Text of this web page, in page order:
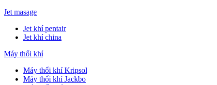
Jet masage
Jet khí pentair
Jet khí china
Máy thổi khí
Máy thổi khí Kripsol
Máy thổi khí Jackbo